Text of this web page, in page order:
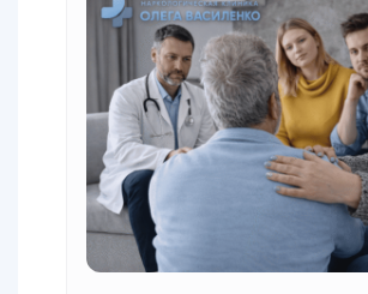
руки. В этой статье мы без
терминов, осуждения Read